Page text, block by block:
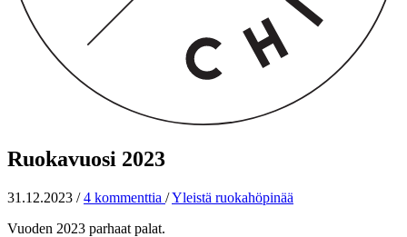
Ruokavuosi 2023
31.12.2023 / 4 kommenttia /Yleistä ruokahöpinää
Vuoden 2023 parhaat palat.